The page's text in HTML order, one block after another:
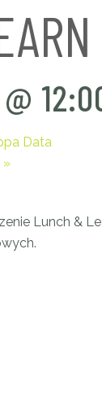
Data
»
Lunch &